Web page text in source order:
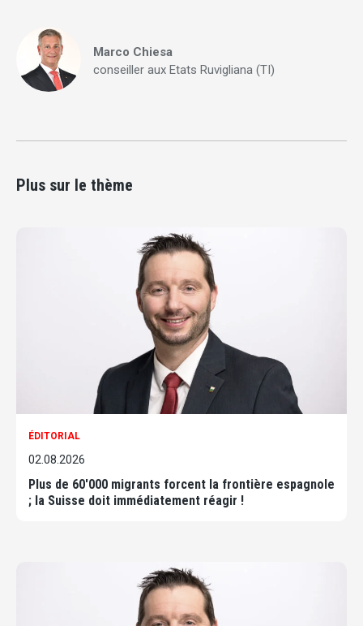
Marco Chiesa
conseiller aux Etats Ruvigliana (TI)
Plus sur le thème
ÉDITORIAL
02.08.2026
Plus de 60'000 migrants forcent la frontière espagnole
; la Suisse doit immédiatement réagir !